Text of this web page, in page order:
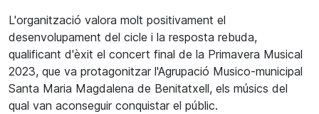
L'organització valora molt positivament el
desenvolupament del cicle i la resposta rebuda,
qualificant d'èxit el concert final de la Primavera Musical
2023, que va protagonitzar l'Agrupació Musico-municipal
Santa Maria Magdalena de Benitatxell, els músics del
qual van aconseguir conquistar el públic.